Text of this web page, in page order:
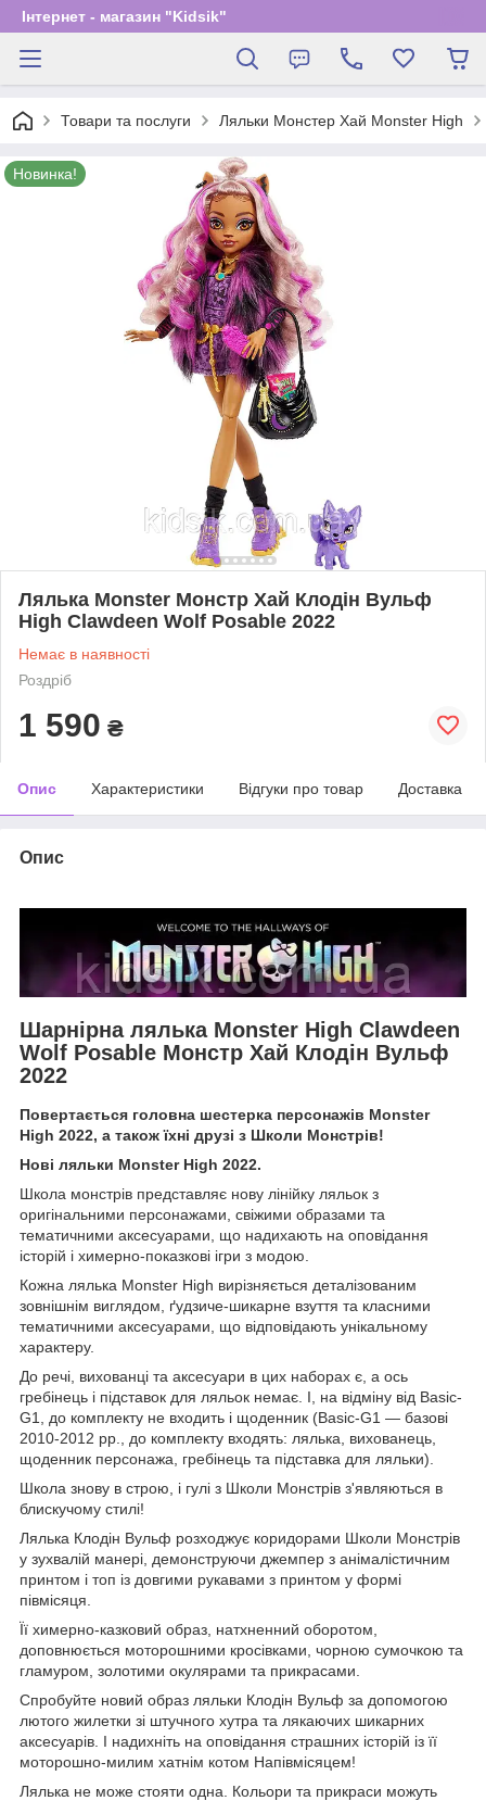
Інтернет - магазин "Kidsik"
Товари та послуги Ляльки Монстер Хай Monster High
Новинка!
Лялька Monster Монстр Хай Клодін Вульф
High Clawdeen Wolf Posable 2022
Немає в наявності
Роздріб
1 590 ₴
Опис Характеристики Відгуки про товар Доставка
Опис
Шарнірна лялька Monster High Clawdeen
Wolf Posable Монстр Хай Клодін Вульф
2022
Повертається головна шестерка персонажів Monster
High 2022, а також їхні друзі з Школи Монстрів!
Нові ляльки Monster High 2022.
Школа монстрів представляє нову лінійку ляльок з
оригінальними персонажами, свіжими образами та
тематичними аксесуарами, що надихають на оповідання
історій і химерно-показкові ігри з модою.
Кожна лялька Monster High вирізняється деталізованим
зовнішнім виглядом, ґудзиче-шикарне взуття та класними
тематичними аксесуарами, що відповідають унікальному
характеру.
До речі, вихованці та аксесуари в цих наборах є, а ось
гребінець і підставок для ляльок немає. І, на відміну від Basic-
G1, до комплекту не входить і щоденник (Basic-G1 — базові
2010-2012 рр., до комплекту входять: лялька, вихованець,
щоденник персонажа, гребінець та підставка для ляльки).
Школа знову в строю, і гулі з Школи Монстрів з'являються в
блискучому стилі!
Лялька Клодін Вульф розходжує коридорами Школи Монстрів
у зухвалій манері, демонструючи джемпер з анімалістичним
принтом і топ із довгими рукавами з принтом у формі
півмісяця.
Її химерно-казковий образ, натхненний оборотом,
доповнюється моторошними кросівками, чорною сумочкою та
гламуром, золотими окулярами та прикрасами.
Спробуйте новий образ ляльки Клодін Вульф за допомогою
лютого жилетки зі штучного хутра та лякаючих шикарних
аксесуарів. І надихніть на оповідання страшних історій із її
моторошно-милим хатнім котом Напівмісяцем!
Лялька не може стояти одна. Кольори та прикраси можуть